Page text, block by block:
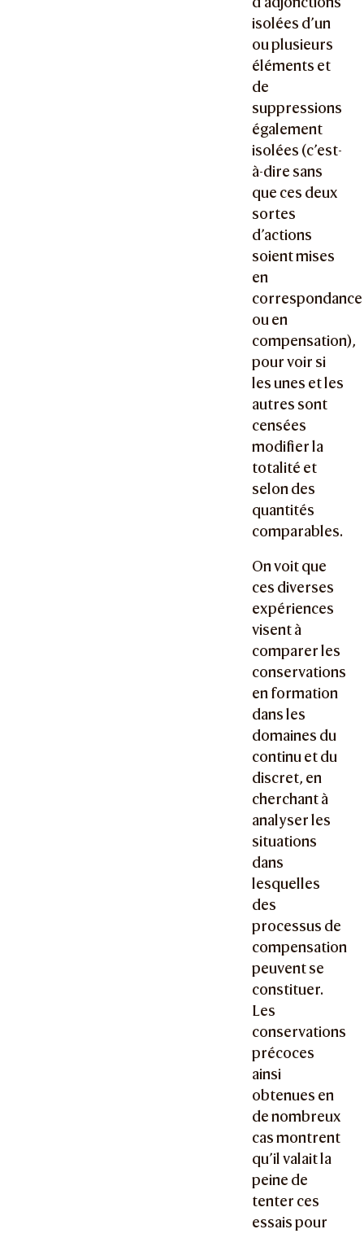
isolées d’un
ou plusieurs
éléments et
de
suppressions
également
isolées (c’est-
à-dire sans
que ces deux
sortes
d’actions
soient mises
en
correspondance
ou en
compensation),
pour voir si
les unes et les
autres sont
censées
modifier la
totalité et
selon des
quantités
comparables.
On voit que
ces diverses
expériences
visent à
comparer les
conservations
en formation
dans les
domaines du
continu et du
discret, en
cherchant à
analyser les
situations
dans
lesquelles
des
processus de
compensation
peuvent se
constituer.
Les
conservations
précoces
ainsi
obtenues en
de nombreux
cas montrent
qu’il valait la
peine de
tenter ces
essais pour